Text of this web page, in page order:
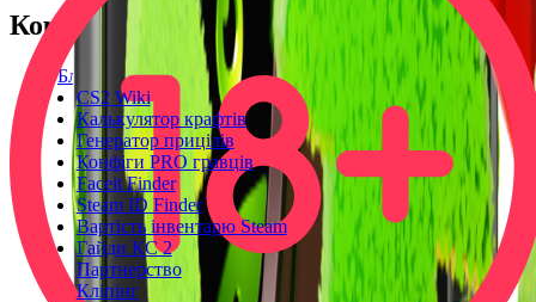
Корисне
Блог
CS2 Wiki
Калькулятор крафтів
Генератор прицілів
Конфіги PRO гравців
Faceit Finder
Steam ID Finder
Вартість інвентарю Steam
Гайди КС 2
Партнерство
Кліпінг